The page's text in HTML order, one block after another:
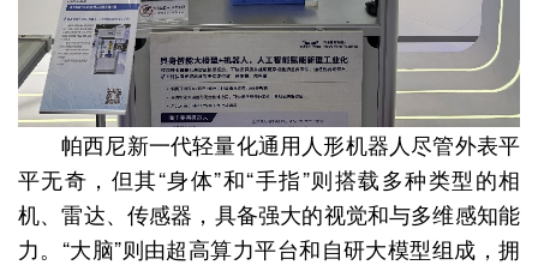
帕西尼新一代轻量化通用人形机器人尽管外表平
平无奇，但其“身体”和“手指”则搭载多种类型的相
机、雷达、传感器，具备强大的视觉和与多维感知能
力。“大脑”则由超高算力平台和自研大模型组成，拥